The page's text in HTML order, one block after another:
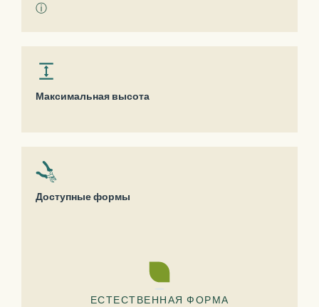
ⓘ
Максимальная высота
Доступные формы
ЕСТЕСТВЕННАЯ ФОРМА